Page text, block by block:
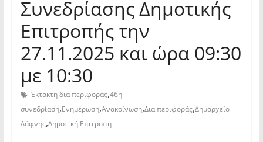
Συνεδρίασης Δημοτικής
Επιτροπής την
27.11.2025 και ώρα 09:30
με 10:30
Έκτακτη δια περιφοράς,46η
συνεδρίαση,Ενημέρωση,Ανακοίνωση,Δια περιφοράς,Δημαρχείο
Δάφνης,Δημοτική Επιτροπή